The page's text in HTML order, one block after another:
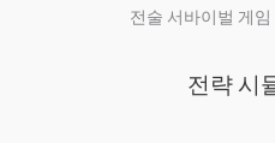
전술 서바이벌 게
전략 시